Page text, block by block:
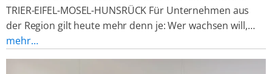
TRIER-EIFEL-MOSEL-HUNSRÜCK Für Unternehmen aus
der Region gilt heute mehr denn je: Wer wachsen will,…
mehr…